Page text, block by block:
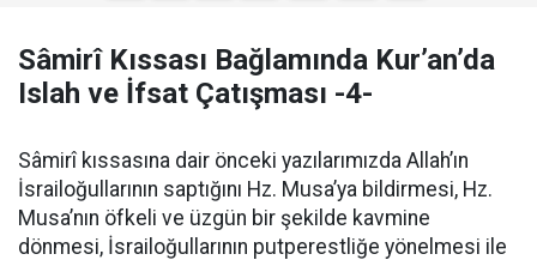
Sâmirî Kıssası Bağlamında Kur’an’da
Islah ve İfsat Çatışması -4-
Sâmirî kıssasına dair önceki yazılarımızda Allah’ın
İsrailoğullarının saptığını Hz. Musa’ya bildirmesi, Hz.
Musa’nın öfkeli ve üzgün bir şekilde kavmine
dönmesi, İsrailoğullarının putperestliğe yönelmesi ile